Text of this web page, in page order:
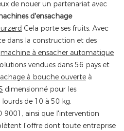
de nouer un partenariat avec
d'ensachage
Cela porte ses fruits. Avec
dans la construction et des
machine à ensacher automatique
vendues dans 56 pays et
à bouche ouverte à
dimensionné pour les
de 10 à 50 kg.
9001, ainsi que l'intervention
l'offre dont toute entreprise